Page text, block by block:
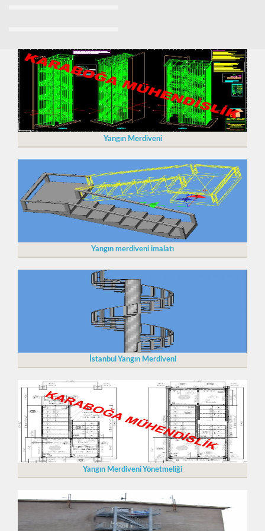
Yangın Merdiveni
Yangın merdiveni imalatı
İstanbul Yangın Merdiveni
Yangın Merdiveni Yönetmeliği